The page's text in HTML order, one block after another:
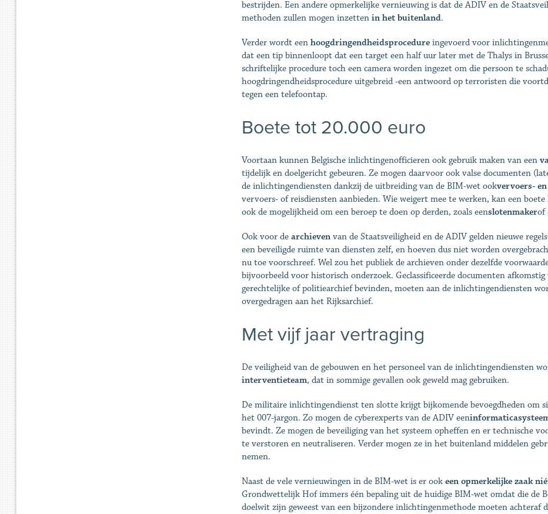
bestrijden. Een andere opmerkelijke vernieuwing is dat de ADIV en de
methoden zullen mogen inzetten in het buitenland.
Verder wordt een hoogdringendheidsprocedureingevoerd voor
dat een tip binnenloopt dat een target een half uur later met de Thalys in
schriftelijke procedure toch een camera worden ingezet om die persoon te
hoogdringendheidsprocedure uitgebreid -een antwoord op terroristen die
tegen een telefoontap.
Boete tot 20.000 euro
Voortaan kunnen Belgische inlichtingenofficieren ook gebruik maken van een
tijdelijk en doelgericht gebeuren. Ze mogen daarvoor ook valse documenten
de inlichtingendiensten dankzij de uitbreiding van de BIM-wet ookvervoers-
vervoers- of reisdiensten aanbieden. Wie weigert mee te werken, kan een
ook de mogelijkheid om een beroep te doen op derden, zoals eenslotenmakerof
Ook voor de archievenvan de Staatsveiligheid en de ADIV gelden nieuwe
een beveiligde ruimte van diensten zelf, en hoeven dus niet worden
nu toe voorschreef. Wel zou het publiek de archieven onder dezelfde
bijvoorbeeld voor historisch onderzoek. Geclassificeerde documenten
gerechtelijke of politiearchief bevinden, moeten aan de inlichtingendiensten
overgedragen aan het Rijksarchief.
Met vijf jaar vertraging
De veiligheid van de gebouwen en het personeel van de inlichtingendiensten
interventieteam, dat in sommige gevallen ook geweld mag gebruiken.
De militaire inlichtingendienst ten slotte krijgt bijkomende bevoegdheden om
het 007-jargon. Zo mogen de cyberexperts van de ADIV een
bevindt. Ze mogen de beveiliging van het systeem opheffen en er technische
te verstoren en neutraliseren. Verder mogen ze in het buitenland middelen
nemen.
Naast de vele vernieuwingen in de BIM-wet is er ook een opmerkelijke zaak
Grondwettelijk Hof immers één bepaling uit de huidige BIM-wet omdat die de
doelwit zijn geweest van een bijzondere inlichtingenmethode moeten